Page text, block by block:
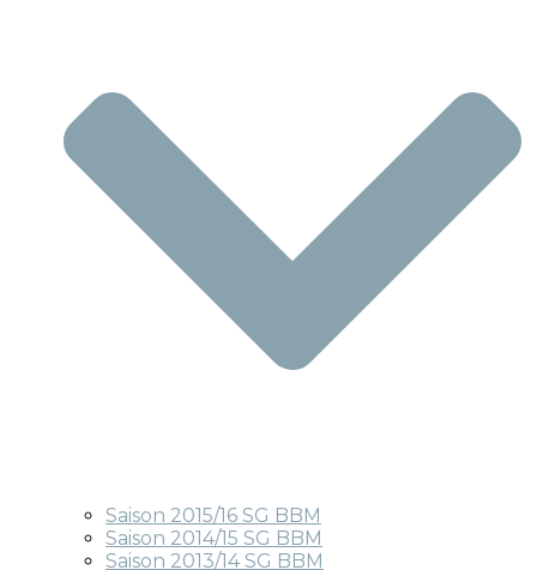
Saison 2015/16 SG BBM
Saison 2014/15 SG BBM
Saison 2013/14 SG BBM